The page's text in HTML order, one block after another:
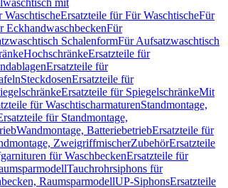
mit
WaschtischeErsatzteile für Für WaschtischeFür
EckhandwaschbeckenFür
SchalenformFür Aufsatzwaschtisch
HochschränkeErsatzteile für
Ersatzteile für
SteckdosenErsatzteile für
Ersatzteile für SpiegelschränkeMit
für WaschtischarmaturenStandmontage,
für Standmontage,
Wandmontage, BatteriebetriebErsatzteile für
ZweigriffmischerZubehörErsatzteile
für WaschbeckenErsatzteile für
Tauchrohrsiphons für
RaumsparmodellUP-SiphonsErsatzteile